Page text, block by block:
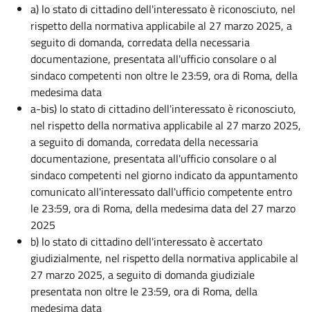
a) lo stato di cittadino dell'interessato è riconosciuto, nel
rispetto della normativa applicabile al 27 marzo 2025, a
seguito di domanda, corredata della necessaria
documentazione, presentata all'ufficio consolare o al
sindaco competenti non oltre le 23:59, ora di Roma, della
medesima data
a-bis) lo stato di cittadino dell'interessato è riconosciuto,
nel rispetto della normativa applicabile al 27 marzo 2025,
a seguito di domanda, corredata della necessaria
documentazione, presentata all'ufficio consolare o al
sindaco competenti nel giorno indicato da appuntamento
comunicato all'interessato dall'ufficio competente entro
le 23:59, ora di Roma, della medesima data del 27 marzo
2025
b) lo stato di cittadino dell'interessato è accertato
giudizialmente, nel rispetto della normativa applicabile al
27 marzo 2025, a seguito di domanda giudiziale
presentata non oltre le 23:59, ora di Roma, della
medesima data